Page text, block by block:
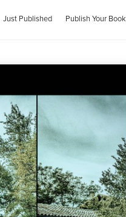
Just Published Publish Your Book